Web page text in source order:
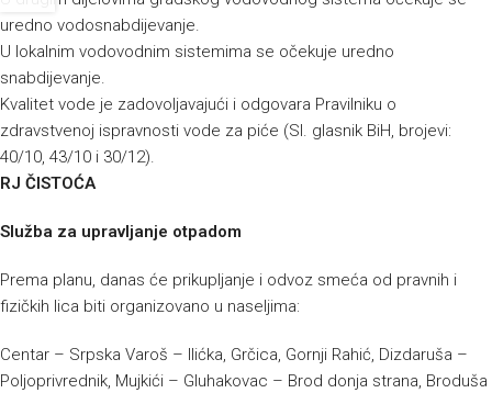
uredno vodosnabdijevanje.
U lokalnim vodovodnim sistemima se očekuje uredno
snabdijevanje.
Kvalitet vode je zadovoljavajući i odgovara Pravilniku o
zdravstvenoj ispravnosti vode za piće (Sl. glasnik BiH, brojevi:
40/10, 43/10 i 30/12).
RJ ČISTOĆA
Služba za upravljanje otpadom
Prema planu, danas će prikupljanje i odvoz smeća od pravnih i
fizičkih lica biti organizovano u naseljima:
Centar – Srpska Varoš – Ilićka, Grčica, Gornji Rahić, Dizdaruša –
Poljoprivrednik, Mujkići – Gluhakovac – Brod donja strana, Broduša